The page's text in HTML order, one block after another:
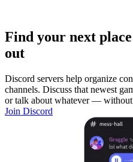
Find your next
out
Discord servers help organize
channels. Discuss that newest
or talk about whatever —
Join Discord